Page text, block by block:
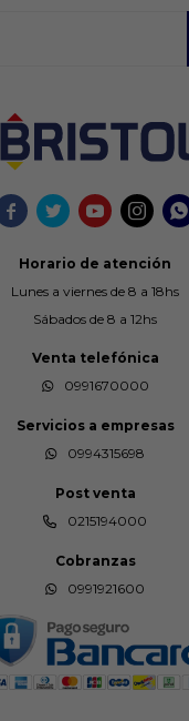
    
Horario de atención
Lunes a viernes de 8 a 18hs
Sábados de 8 a 12hs
Venta telefónica
0991670000
Servicios a empresas
0994315698
Post venta
0215194000
Cobranzas
0991921600